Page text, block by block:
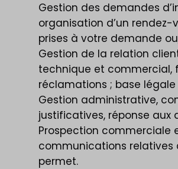
Gestion des demandes
organisation d’un
prises à votre demande
Gestion de la relation
technique et commercial,
réclamations ; base
Gestion administrative,
justificatives, réponse aux
Prospection commerciale
communications relatives
permet.